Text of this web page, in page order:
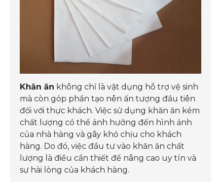
Khăn ăn không chỉ là vật dụng hỗ trợ vệ sinh
mà còn góp phần tạo nên ấn tượng đầu tiên
đối với thực khách. Việc sử dụng khăn ăn kém
chất lượng có thể ảnh hưởng đến hình ảnh
của nhà hàng và gây khó chịu cho khách
hàng. Do đó, việc đầu tư vào khăn ăn chất
lượng là điều cần thiết để nâng cao uy tín và
sự hài lòng của khách hàng.